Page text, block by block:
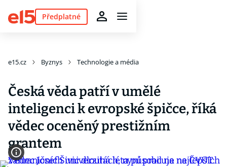
Předplatné
e15.cz Byznys Technologie a média
Česká věda patří v umělé
inteligenci k evropské špičce, říká
vědec oceněný prestižním
grantem